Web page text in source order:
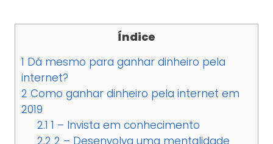
Índice
1 Dá mesmo para ganhar dinheiro pela
internet?
2 Como ganhar dinheiro pela internet em
2019
2.1 1 – Invista em conhecimento
2.2 2 – Desenvolva uma mentalidade